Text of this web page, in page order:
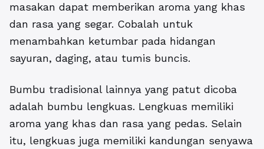
masakan dapat memberikan aroma yang khas
dan rasa yang segar. Cobalah untuk
menambahkan ketumbar pada hidangan
sayuran, daging, atau tumis buncis.
Bumbu tradisional lainnya yang patut dicoba
adalah bumbu lengkuas. Lengkuas memiliki
aroma yang khas dan rasa yang pedas. Selain
itu, lengkuas juga memiliki kandungan senyawa